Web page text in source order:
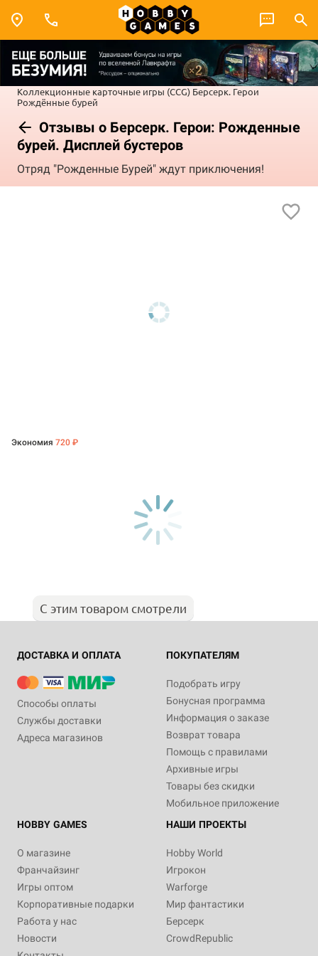
Коллекционные карточные игры (CCG) Берсерк. Герои
Рождённые бурей
Отзывы о Берсерк. Герои: Рожденные
бурей. Дисплей бустеров
Отряд "Рожденные Бурей" ждут приключения!
Экономия 720 ₽
С этим товаром смотрели
ДОСТАВКА И ОПЛАТА
Способы оплаты
Службы доставки
Адреса магазинов
ПОКУПАТЕЛЯМ
Подобрать игру
Бонусная программа
Информация о заказе
Возврат товара
Помощь с правилами
Архивные игры
Товары без скидки
Мобильное приложение
HOBBY GAMES
О магазине
Франчайзинг
Игры оптом
Корпоративные подарки
Работа у нас
Новости
НАШИ ПРОЕКТЫ
Hobby World
Игрокон
Warforge
Мир фантастики
Берсерк
CrowdRepublic